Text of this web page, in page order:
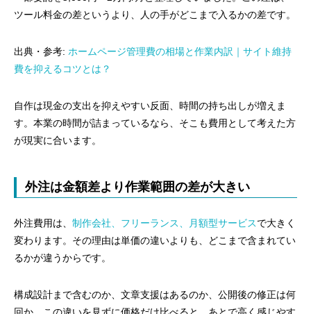
ツール料金の差というより、人の手がどこまで入るかの差です。
出典・参考: ホームページ管理費の相場と作業内訳｜サイト維持
費を抑えるコツとは？
自作は現金の支出を抑えやすい反面、時間の持ち出しが増えま
す。本業の時間が詰まっているなら、そこも費用として考えた方
が現実に合います。
外注は金額差より作業範囲の差が大きい
外注費用は、 制作会社、フリーランス、月額型サービスで大きく
変わります。その理由は単価の違いよりも、どこまで含まれてい
るかが違うからです。
構成設計まで含むのか、文章支援はあるのか、公開後の修正は何